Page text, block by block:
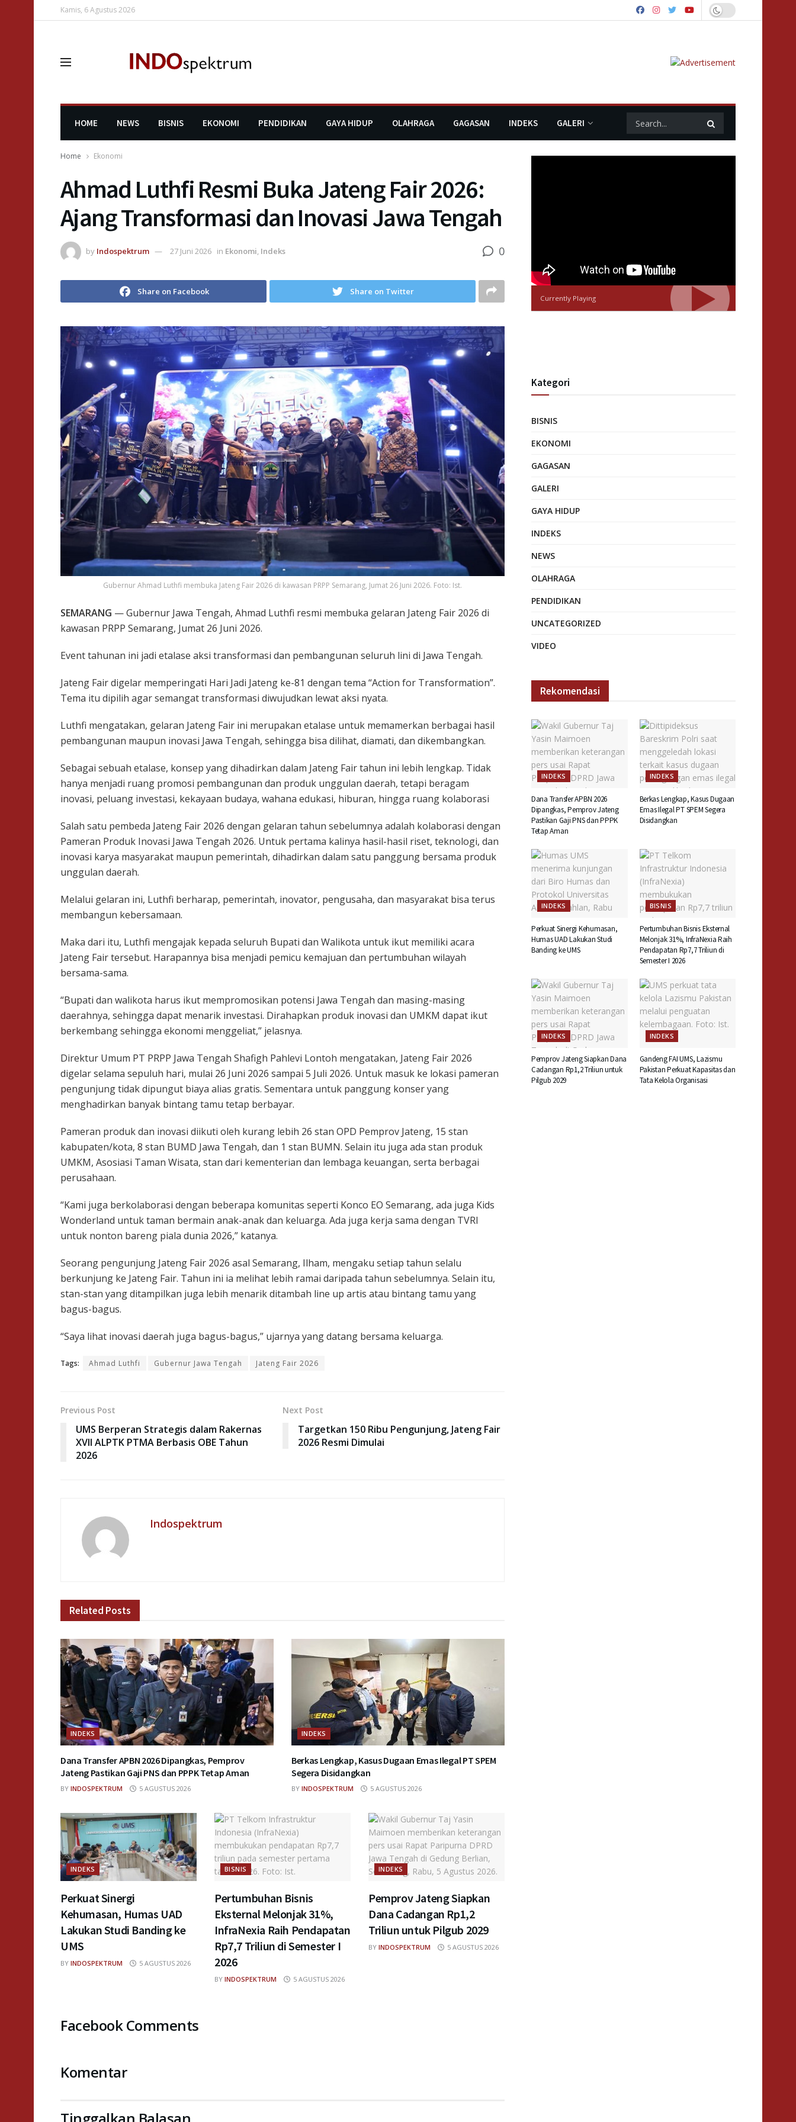
Kamis, 6 Agustus 2026
HOME NEWS BISNIS EKONOMI PENDIDIKAN GAYA HIDUP OLAHRAGA GAGASAN INDEKS GALERI
Home Ekonomi
Ahmad Luthfi Resmi Buka Jateng Fair 2026:
Ajang Transformasi dan Inovasi Jawa Tengah
by Indospektrum 27 Juni 2026 in Ekonomi, Indeks 0
Share on Facebook Share on Twitter
Gubernur Ahmad Luthfi membuka Jateng Fair 2026 di kawasan PRPP Semarang, Jumat 26 Juni 2026. Foto: Ist.
SEMARANG — Gubernur Jawa Tengah, Ahmad Luthfi resmi membuka gelaran Jateng Fair 2026 di
kawasan PRPP Semarang, Jumat 26 Juni 2026.
Event tahunan ini jadi etalase aksi transformasi dan pembangunan seluruh lini di Jawa Tengah.
Jateng Fair digelar memperingati Hari Jadi Jateng ke-81 dengan tema “Action for Transformation”.
Tema itu dipilih agar semangat transformasi diwujudkan lewat aksi nyata.
Luthfi mengatakan, gelaran Jateng Fair ini merupakan etalase untuk memamerkan berbagai hasil
pembangunan maupun inovasi Jawa Tengah, sehingga bisa dilihat, diamati, dan dikembangkan.
Sebagai sebuah etalase, konsep yang dihadirkan dalam Jateng Fair tahun ini lebih lengkap. Tidak
hanya menjadi ruang promosi pembangunan dan produk unggulan daerah, tetapi beragam
inovasi, peluang investasi, kekayaan budaya, wahana edukasi, hiburan, hingga ruang kolaborasi
Salah satu pembeda Jateng Fair 2026 dengan gelaran tahun sebelumnya adalah kolaborasi dengan
Pameran Produk Inovasi Jawa Tengah 2026. Untuk pertama kalinya hasil-hasil riset, teknologi, dan
inovasi karya masyarakat maupun pemerintah, dihadirkan dalam satu panggung bersama produk
unggulan daerah.
Melalui gelaran ini, Luthfi berharap, pemerintah, inovator, pengusaha, dan masyarakat bisa terus
membangun kebersamaan.
Maka dari itu, Luthfi mengajak kepada seluruh Bupati dan Walikota untuk ikut memiliki acara
Jateng Fair tersebut. Harapannya bisa menjadi pemicu kemajuan dan pertumbuhan wilayah
bersama-sama.
“Bupati dan walikota harus ikut mempromosikan potensi Jawa Tengah dan masing-masing
daerahnya, sehingga dapat menarik investasi. Dirahapkan produk inovasi dan UMKM dapat ikut
berkembang sehingga ekonomi menggeliat,” jelasnya.
Direktur Umum PT PRPP Jawa Tengah Shafigh Pahlevi Lontoh mengatakan, Jateng Fair 2026
digelar selama sepuluh hari, mulai 26 Juni 2026 sampai 5 Juli 2026. Untuk masuk ke lokasi pameran
pengunjung tidak dipungut biaya alias gratis. Sementara untuk panggung konser yang
menghadirkan banyak bintang tamu tetap berbayar.
Pameran produk dan inovasi diikuti oleh kurang lebih 26 stan OPD Pemprov Jateng, 15 stan
kabupaten/kota, 8 stan BUMD Jawa Tengah, dan 1 stan BUMN. Selain itu juga ada stan produk
UMKM, Asosiasi Taman Wisata, stan dari kementerian dan lembaga keuangan, serta berbagai
perusahaan.
“Kami juga berkolaborasi dengan beberapa komunitas seperti Konco EO Semarang, ada juga Kids
Wonderland untuk taman bermain anak-anak dan keluarga. Ada juga kerja sama dengan TVRI
untuk nonton bareng piala dunia 2026,” katanya.
Seorang pengunjung Jateng Fair 2026 asal Semarang, Ilham, mengaku setiap tahun selalu
berkunjung ke Jateng Fair. Tahun ini ia melihat lebih ramai daripada tahun sebelumnya. Selain itu,
stan-stan yang ditampilkan juga lebih menarik ditambah line up artis atau bintang tamu yang
bagus-bagus.
“Saya lihat inovasi daerah juga bagus-bagus,” ujarnya yang datang bersama keluarga.
Tags: Ahmad Luthfi Gubernur Jawa Tengah Jateng Fair 2026
Previous Post
UMS Berperan Strategis dalam Rakernas
XVII ALPTK PTMA Berbasis OBE Tahun
2026
Next Post
Targetkan 150 Ribu Pengunjung, Jateng Fair
2026 Resmi Dimulai
Indospektrum
Related Posts
INDEKS
Dana Transfer APBN 2026 Dipangkas, Pemprov
Jateng Pastikan Gaji PNS dan PPPK Tetap Aman
BY INDOSPEKTRUM 5 AGUSTUS 2026
INDEKS
Berkas Lengkap, Kasus Dugaan Emas Ilegal PT SPEM
Segera Disidangkan
BY INDOSPEKTRUM 5 AGUSTUS 2026
INDEKS
Perkuat Sinergi
Kehumasan, Humas UAD
Lakukan Studi Banding ke
UMS
BY INDOSPEKTRUM 5 AGUSTUS 2026
BISNIS
Pertumbuhan Bisnis
Eksternal Melonjak 31%,
InfraNexia Raih Pendapatan
Rp7,7 Triliun di Semester I
2026
BY INDOSPEKTRUM 5 AGUSTUS 2026
INDEKS
Pemprov Jateng Siapkan
Dana Cadangan Rp1,2
Triliun untuk Pilgub 2029
BY INDOSPEKTRUM 5 AGUSTUS 2026
Facebook Comments
Komentar
Currently Playing
Kategori
BISNIS
EKONOMI
GAGASAN
GALERI
GAYA HIDUP
INDEKS
NEWS
OLAHRAGA
PENDIDIKAN
UNCATEGORIZED
VIDEO
Rekomendasi
INDEKS
Dana Transfer APBN 2026
Dipangkas, Pemprov Jateng
Pastikan Gaji PNS dan PPPK
Tetap Aman
INDEKS
Berkas Lengkap, Kasus Dugaan
Emas Ilegal PT SPEM Segera
Disidangkan
INDEKS
Perkuat Sinergi Kehumasan,
Humas UAD Lakukan Studi
Banding ke UMS
BISNIS
Pertumbuhan Bisnis Eksternal
Melonjak 31%, InfraNexia Raih
Pendapatan Rp7,7 Triliun di
Semester I 2026
INDEKS
Pemprov Jateng Siapkan Dana
Cadangan Rp1,2 Triliun untuk
Pilgub 2029
INDEKS
Gandeng FAI UMS, Lazismu
Pakistan Perkuat Kapasitas dan
Tata Kelola Organisasi